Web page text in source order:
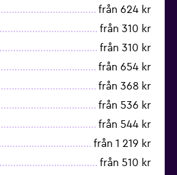
från 624 kr
från 310 kr
från 310 kr
från 654 kr
från 368 kr
från 536 kr
från 544 kr
från 1 219 kr
från 510 kr